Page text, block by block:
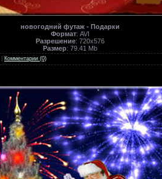
новогодний футаж - Подарки
Формат: AVI
Разрешение: 720х576
Размер: 79.41 Mb
Комментарии (0)